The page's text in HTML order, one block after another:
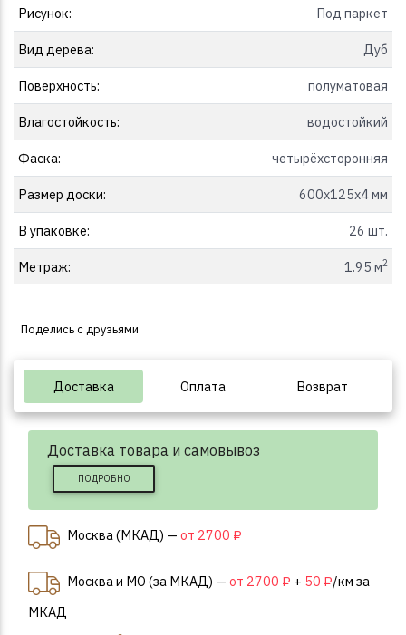
Рисунок: Под паркет
Вид дерева: Дуб
Поверхность: полуматовая
Влагостойкость: водостойкий
Фаска: четырёхсторонняя
Размер доски: 600x125x4 мм
В упаковке: 26 шт.
Метраж: 1.95 м2
Поделись с друзьями
Доставка Оплата Возврат
Доставка товара и самовывоз
ПОДРОБНО
Москва (МКАД) — от 2700 ₽
Москва и МО (за МКАД) — от 2700 ₽ + 50 ₽/км за
МКАД